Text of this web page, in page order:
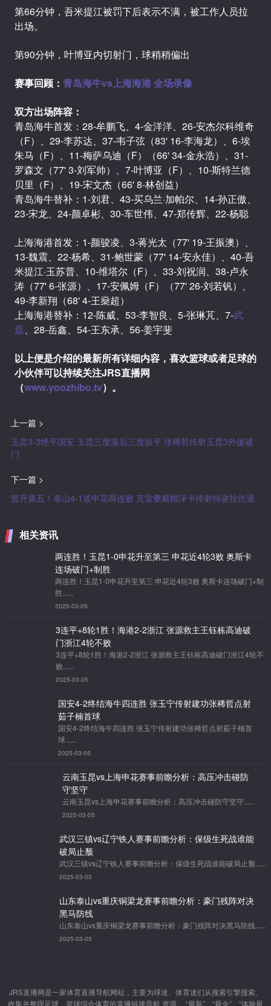
第66分钟，吾米提江被罚下后表示不满，被工作人员拉
出场。
第90分钟，叶博亚内切射门，球稍稍偏出
赛事回顾： 青岛海牛vs上海海港 全场录像
双方出场阵容：
青岛海牛首发：28-牟鹏飞、4-金洋洋、26-安杰尔科维奇
（F）、29-李苏达、37-韦子弦（83' 16-李海龙）、6-埃
朱马（F）、11-梅萨乌迪（F）（66' 34-金永浩）、31-
罗森文（77' 3-刘军帅）、7-叶博亚（F）、10-斯特兰德
贝里（F）、19-宋文杰（66' 8-林创益）
青岛海牛替补：1-刘君、43-买乌兰·加帕尔、14-孙正傲、
23-宋龙、24-颜卓彬、30-车世伟、47-郑传辉、22-杨聪
上海海港首发：1-颜骏凌、3-蒋光太（77' 19-王振澳）、
13-魏震、22-杨希、31-鲍世蒙（77' 14-安永佳）、40-吾
米提江·玉苏普、10-维塔尔（F）、33-刘祝润、38-卢永
涛（77' 6-张源）、17-安佩姆（F）（77' 26-刘若钒）、
49-李新翔（68' 4-王燊超）
上海海港替补：12-陈威、53-李智良、5-张琳芃、7-武
磊、28-岳鑫、54-王东承、56-姜宇斐
以上便是介绍的最新所有详细内容，喜欢篮球或者足球的
小伙伴可以持续关注JRS直播网
（www.yoozhibo.tv）。
上一篇 >
玉昆3-3绝平国安 玉昆三度落后三度扳平 张稀哲传射玉昆3外援破
门
下一篇 >
暂升第五！泰山4-1送申花两连败 克雷桑戴帽泽卡传射特谢拉伤退
相关资讯
两连胜！玉昆1-0申花升至第三 申花近4轮3败 奥斯卡
连场破门+制胜
两连胜！玉昆1-0申花升至第三 申花近4轮3败 奥斯卡连场破门+制
胜......
2025-03-05
3连平+8轮1胜！海港2-2浙江 张源救主王钰栋高迪破
门浙江4轮不败
3连平+8轮1胜！海港2-2浙江 张源救主王钰栋高迪破门浙江4轮不
败......
2025-03-05
国安4-2终结海牛四连胜 张玉宁传射建功张稀哲点射
茹子楠首球
国安4-2终结海牛四连胜 张玉宁传射建功张稀哲点射茹子楠首
球......
2025-03-05
云南玉昆vs上海申花赛事前瞻分析：高压冲击碰防
守坚守
云南玉昆vs上海申花赛事前瞻分析：高压冲击碰防守坚守......
2025-03-05
武汉三镇vs辽宁铁人赛事前瞻分析：保级生死战谁能
破局止颓
武汉三镇vs辽宁铁人赛事前瞻分析：保级生死战谁能破局止颓......
2025-03-05
山东泰山vs重庆铜梁龙赛事前瞻分析：豪门残阵对决
黑马防线
山东泰山vs重庆铜梁龙赛事前瞻分析：豪门残阵对决黑马防线......
2025-03-05
JRS直播网是一家体育直播导航网站，主要为球迷、体育迷们从搜索引擎搜索、
收集并整理足球、篮球综合体育的直播链接导航 资源。 “最新”、“最全”、“体验最